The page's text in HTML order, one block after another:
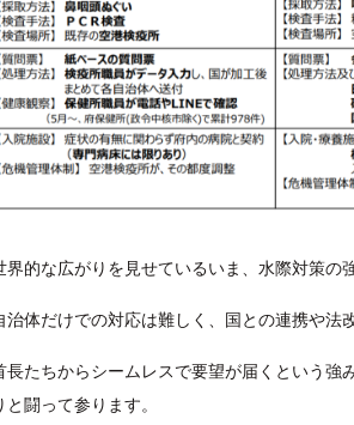
的な広がりを見せているいま、水際対策の
治体だけでの対応は難しく、国との連携や法
長たちからシームレスで要望が届くという強
闘って参ります。